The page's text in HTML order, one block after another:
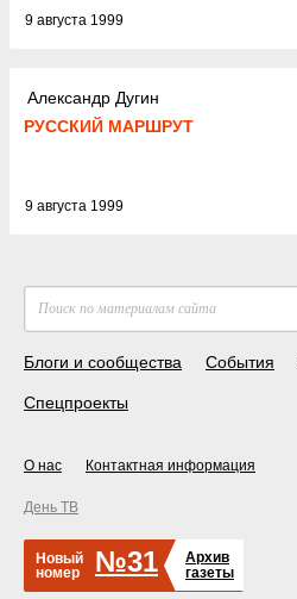
9 августа 1999
Александр Дугин
РУССКИЙ МАРШРУТ
9 августа 1999
Блоги и сообщества События
Спецпроекты
О нас Контактная информация
День ТВ
Новый
номер
№31
Архив
газеты